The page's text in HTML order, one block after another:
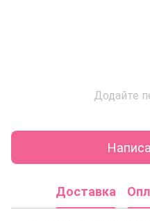
Додайте
Доставка